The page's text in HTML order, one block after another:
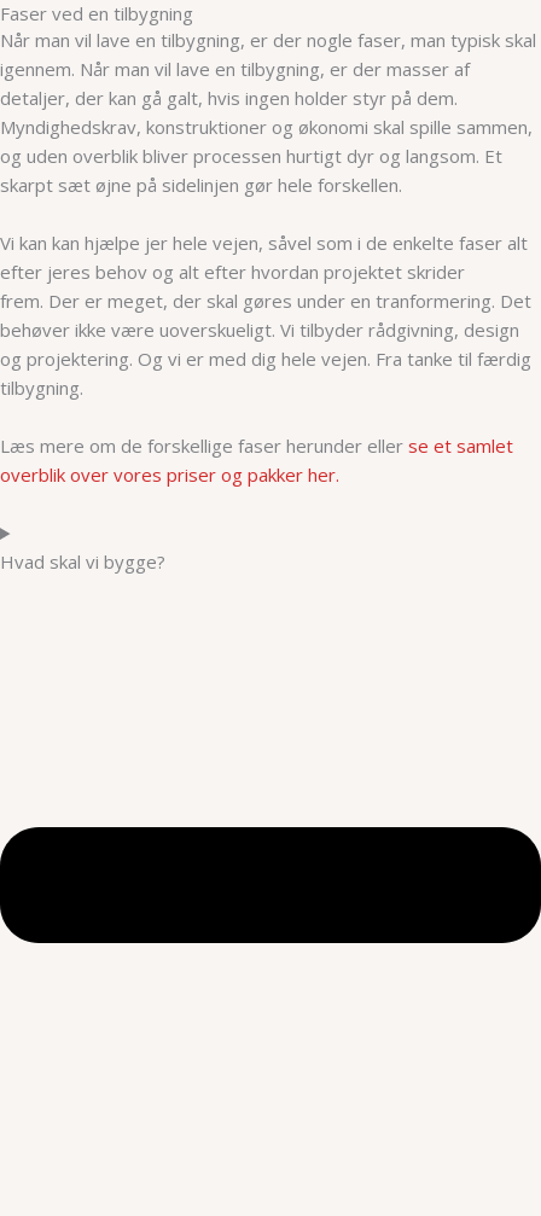
Faser ved en tilbygning
Når man vil lave en tilbygning, er der nogle faser, man typisk skal
igennem. Når man vil lave en tilbygning, er der masser af
detaljer, der kan gå galt, hvis ingen holder styr på dem.
Myndighedskrav, konstruktioner og økonomi skal spille sammen,
og uden overblik bliver processen hurtigt dyr og langsom. Et
skarpt sæt øjne på sidelinjen gør hele forskellen.
Vi kan kan hjælpe jer hele vejen, såvel som i de enkelte faser alt
efter jeres behov og alt efter hvordan projektet skrider
frem. Der er meget, der skal gøres under en tranformering. Det
behøver ikke være uoverskueligt. Vi tilbyder rådgivning, design
og projektering. Og vi er med dig hele vejen. Fra tanke til færdig
tilbygning.
Læs mere om de forskellige faser herunder eller se et samlet
overblik over vores priser og pakker her.
Hvad skal vi bygge?